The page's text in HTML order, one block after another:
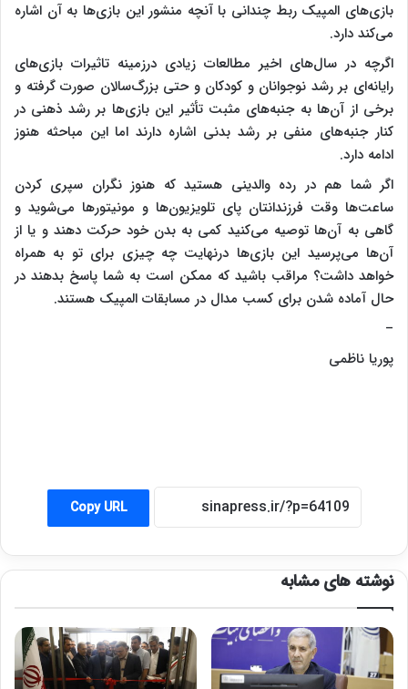
بازی‌های المپیک ربط چندانی با آنچه منشور این بازی‌ها به آن اشاره
می‌کند دارد.
اگرچه در سال‌های اخیر مطالعات زیادی درزمینه تاثیرات بازی‌های
رایانه‌ای بر رشد نوجوانان و کودکان و حتی بزرگ‌سالان صورت گرفته و
برخی از آن‌ها به جنبه‌های مثبت تأثیر این بازی‌ها بر رشد ذهنی در
کنار جنبه‌های منفی بر رشد بدنی اشاره دارند اما این مباحثه هنوز
ادامه دارد.
اگر شما هم در رده والدینی هستید که هنوز نگران سپری کردن
ساعت‌ها وقت فرزندانتان پای تلویزیون‌ها و مونیتورها می‌شوید و
گاهی به آن‌ها توصیه می‌کنید کمی به بدن خود حرکت دهند و یا از
آن‌ها می‌پرسید این بازی‌ها درنهایت چه چیزی برای تو به همراه
خواهد داشت؟ مراقب باشید که ممکن است به شما پاسخ بدهند در
حال آماده شدن برای کسب مدال در مسابقات المپیک هستند.
–
پوریا ناظمی
Copy URL
نوشته های مشابه